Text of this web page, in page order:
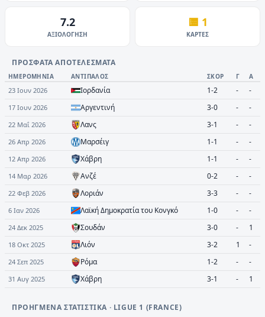
7.2
ΑΞΙΟΛΌΓΗΣΗ
🟨 1
ΚΆΡΤΕΣ
ΠΡΌΣΦΑΤΑ ΑΠΟΤΕΛΈΣΜΑΤΑ
ΗΜΕΡΟΜΗΝΊΑ ΑΝΤΊΠΑΛΟΣ ΣΚΟΡ Γ A
23 Ιουν 2026 Ιορδανία 1-2 - -
17 Ιουν 2026 Αργεντινή 3-0 - -
22 Μαΐ 2026 Λανς 3-1 - -
26 Απρ 2026 Μαρσέιγ 1-1 - -
12 Απρ 2026 Χάβρη 1-1 - -
14 Μαρ 2026 Ανζέ 0-2 - -
22 Φεβ 2026 Λοριάν 3-3 - -
6 Ιαν 2026 Λαϊκή Δημοκρατία του Κονγκό 1-0 - -
24 Δεκ 2025 Σουδάν 3-0 - 1
18 Οκτ 2025 Λιόν 3-2 1 -
24 Σεπ 2025 Ρόμα 1-2 - -
31 Αυγ 2025 Χάβρη 3-1 - 1
ΠΡΟΗΓΜΈΝΑ ΣΤΑΤΙΣΤΙΚΆ · LIGUE 1 (FRANCE)